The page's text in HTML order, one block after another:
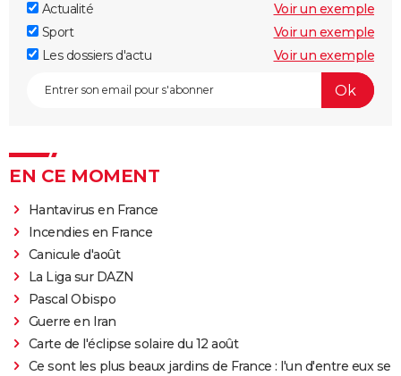
Actualité
Voir un exemple
Sport
Voir un exemple
Les dossiers d'actu
Voir un exemple
EN CE MOMENT
Hantavirus en France
Incendies en France
Canicule d'août
La Liga sur DAZN
Pascal Obispo
Guerre en Iran
Carte de l'éclipse solaire du 12 août
Ce sont les plus beaux jardins de France : l'un d'entre eux se